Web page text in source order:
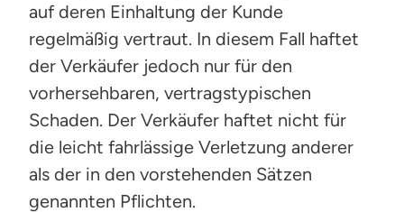
auf deren Einhaltung der Kunde
regelmäßig vertraut. In diesem Fall haftet
der Verkäufer jedoch nur für den
vorhersehbaren, vertragstypischen
Schaden. Der Verkäufer haftet nicht für
die leicht fahrlässige Verletzung anderer
als der in den vorstehenden Sätzen
genannten Pflichten.